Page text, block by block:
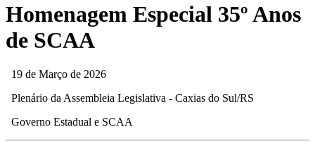
Homenagem Especial 35º Anos
de SCAA
19 de Março de 2026
Plenário da Assembleia Legislativa - Caxias do Sul/RS
Governo Estadual e SCAA